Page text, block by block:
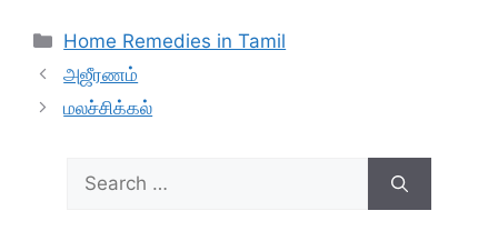
Categories
Home Remedies in Tamil
அஜீரணம்
மலச்சிக்கல்
Search
for: